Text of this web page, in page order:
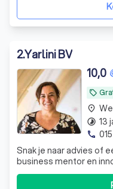
2.Yarlini BV
local_offer
10,0
Snak je naar advies of een
business mentor en
directe no-nonsense
keiharde resultaten.
place
timelapse 13
phone